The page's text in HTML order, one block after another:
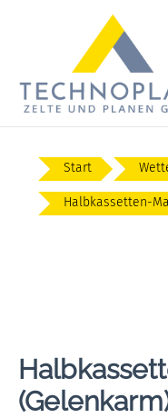
Start
Halbkassetten-